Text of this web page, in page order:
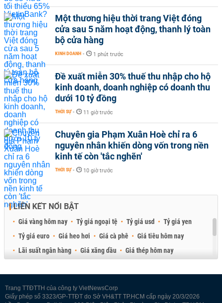
Một thương hiệu thời trang Việt đóng
cửa sau 5 năm hoạt động, thanh lý toàn
bộ cửa hàng
KINH DOANH - 1 phút trước
Đề xuất miễn 30% thuế thu nhập cho hộ
kinh doanh, doanh nghiệp có doanh thu
dưới 10 tỷ đồng
THỜI SỰ - 11 giờ trước
Chuyên gia Phạm Xuân Hoè chỉ ra 6
nguyên nhân khiến dòng vốn trong nền
kinh tế còn 'tắc nghẽn'
THỜI SỰ - 10 giờ trước
LIÊN KẾT NỔI BẬT
Giá vàng hôm nay Tỷ giá ngoại tệ Tỷ giá usd
Tỷ giá yen
Tỷ giá euro
Giá heo hơi Giá cà phê
Giá tiêu hôm nay
Lãi suất ngân hàng
Giá xăng dầu
Giá thép hôm nay
Trang TTĐTTH của công ty VietNewsCorp
Giấy phép số 3323/GP-TTĐT do Sở VH&TT TP.HCM cấp ngày 20/3/2026